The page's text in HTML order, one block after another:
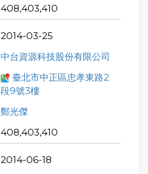
408,403,410
2014-03-25
中台資源科技股份有限公司
臺北市中正區忠孝東路2
段9號3樓
鄭光傑
408,403,410
2014-06-18